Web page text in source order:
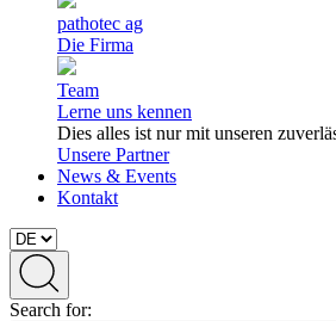
pathotec ag
Die Firma
Team
Lerne uns kennen
Dies alles ist nur mit unseren
Unsere Partner
News & Events
Kontakt
Search for: